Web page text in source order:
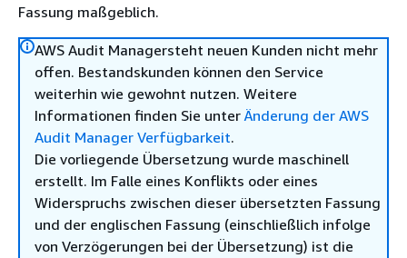
Fassung maßgeblich.
AWS Audit Managersteht neuen Kunden nicht mehr
offen. Bestandskunden können den Service
weiterhin wie gewohnt nutzen. Weitere
Informationen finden Sie unterÄnderung der AWS
Audit Manager Verfügbarkeit.
Die vorliegende Übersetzung wurde maschinell
erstellt. Im Falle eines Konflikts oder eines
Widerspruchs zwischen dieser übersetzten Fassung
und der englischen Fassung (einschließlich infolge
von Verzögerungen bei der Übersetzung) ist die